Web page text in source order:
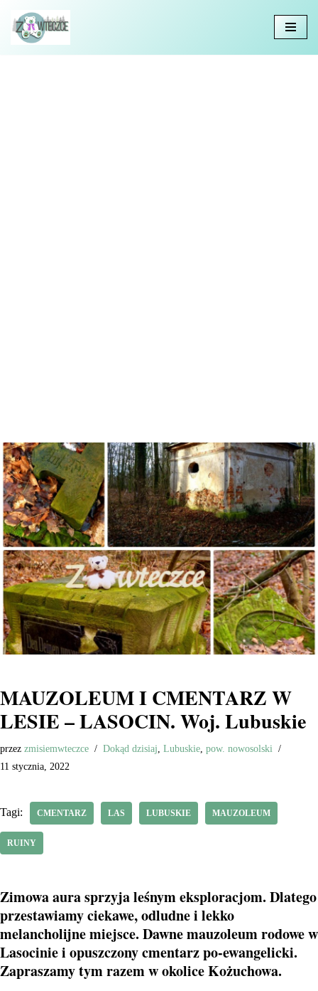
Przejdź
MAUZOLEUM I CMENTARZ W
LESIE – LASOCIN. Woj. Lubuskie
przez zmisiemwteczce Dokąd dzisiaj, Lubuskie, pow. nowosolski
11 stycznia, 2022
Tagi: CMENTARZ LAS LUBUSKIE MAUZOLEUM
RUINY
Zimowa aura sprzyja leśnym eksploracjom. Dlatego
przestawiamy ciekawe, odludne i lekko
melancholijne miejsce. Dawne mauzoleum rodowe w
Lasocinie i opuszczony cmentarz po-ewangelicki.
Zapraszamy tym razem w okolice Kożuchowa.